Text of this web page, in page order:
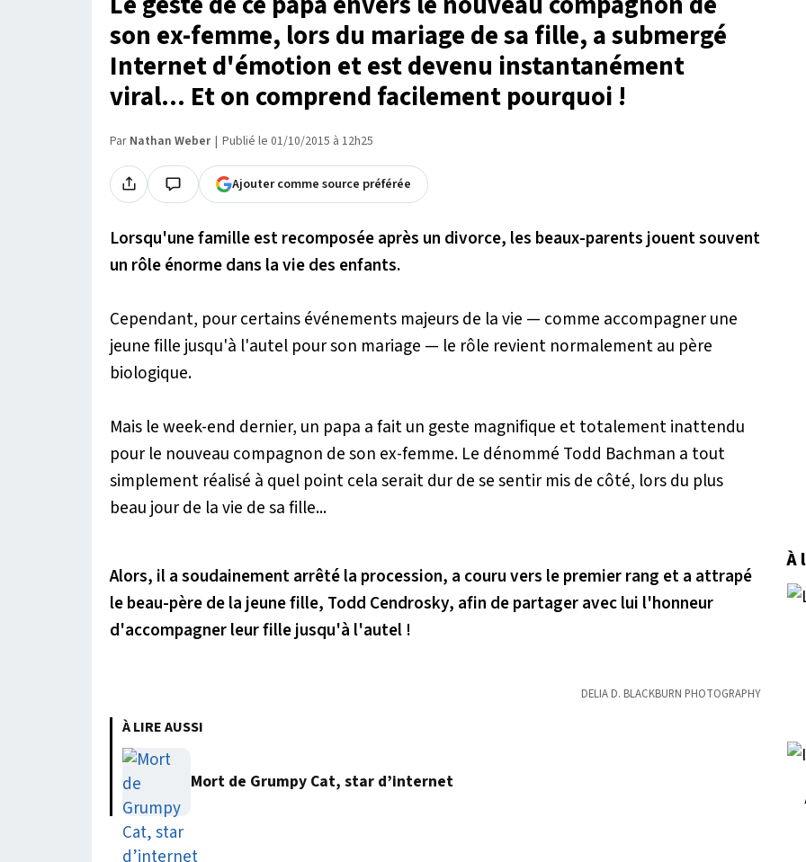
son ex-femme, lors du mariage de sa fille, a submergé
Internet d'émotion et est devenu instantanément
viral... Et on comprend facilement pourquoi !
Par Nathan Weber Publié le 01/10/2015 à 12h25
Ajouter comme source préférée
Lorsqu'une famille est recomposée après un divorce, les beaux-parents jouent souvent
un rôle énorme dans la vie des enfants.
Cependant, pour certains événements majeurs de la vie — comme accompagner une
jeune fille jusqu'à l'autel pour son mariage — le rôle revient normalement au père
biologique.
Mais le week-end dernier, un papa a fait un geste magnifique et totalement inattendu
pour le nouveau compagnon de son ex-femme. Le dénommé Todd Bachman a tout
simplement réalisé à quel point cela serait dur de se sentir mis de côté, lors du plus
beau jour de la vie de sa fille...
Alors, il a soudainement arrêté la procession, a couru vers le premier rang et a attrapé
le beau-père de la jeune fille, Todd Cendrosky, afin de partager avec lui l'honneur
d'accompagnerleurfille jusqu'à l'autel !
DELIA D. BLACKBURN PHOTOGRAPHY
À LIRE AUSSI
Mort de Grumpy Cat, star d’internet
À